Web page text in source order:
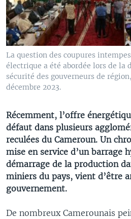
La question des coupures
électrique a été abordée lors de la
sécurité des gouverneurs de
décembre 2023.
Récemment, l’offre
défaut dans plusieurs
reculées du Cameroun. Un
mise en service d’un barrage
démarrage de la production
miniers du pays, vient d’être
gouvernement.
De nombreux Camerounais